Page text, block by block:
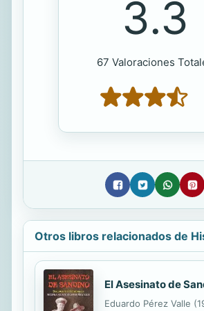
3.3
67 Valoraciones
Otros libros relacionados de
El Asesinato de
Eduardo Pérez Valle